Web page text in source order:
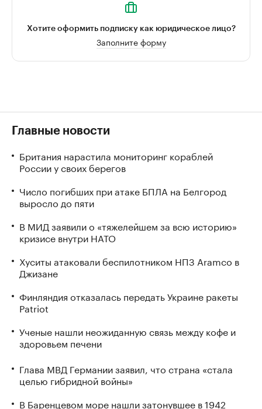
Хотите оформить подписку как юридическое лицо?
Заполните форму
Главные новости
Британия нарастила мониторинг кораблей
России у своих берегов
Число погибших при атаке БПЛА на Белгород
выросло до пяти
В МИД заявили о «тяжелейшем за всю историю»
кризисе внутри НАТО
Хуситы атаковали беспилотником НПЗ Aramco в
Джизане
Финляндия отказалась передать Украине ракеты
Patriot
Ученые нашли неожиданную связь между кофе и
здоровьем печени
Глава МВД Германии заявил, что страна «стала
целью гибридной войны»
В Баренцевом море нашли затонувшее в 1942